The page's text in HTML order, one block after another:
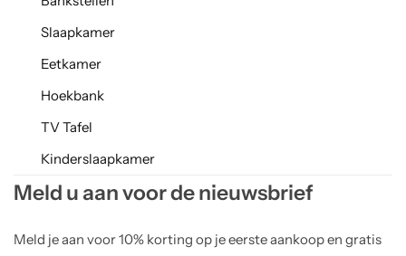
Slaapkamer
Eetkamer
Hoekbank
TV Tafel
Kinderslaapkamer
Meld u aan voor de nieuwsbrief
Meld je aan voor 10% korting op je eerste aankoop en gratis